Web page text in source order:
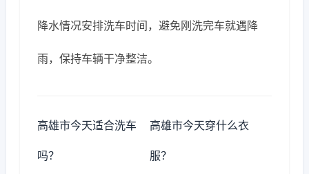
降水情况安排洗车时间，避免刚洗完车就遇降
雨，保持车辆干净整洁。
高雄市今天适合洗车
吗？
高雄市今天穿什么衣
服？